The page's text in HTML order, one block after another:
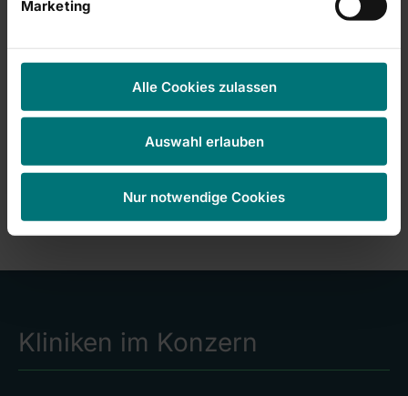
Marketing
Alle Cookies zulassen
Auswahl erlauben
Nur notwendige Cookies
individuelle, nicht-​medikamentöse Ansätze vereinen.
RHÖN-KLINIKUM Campus Bad Neustadt |
Katrin Schmitt | T. 09771 66-26100
|kommunikation@campus-nes.de
Kliniken im Konzern